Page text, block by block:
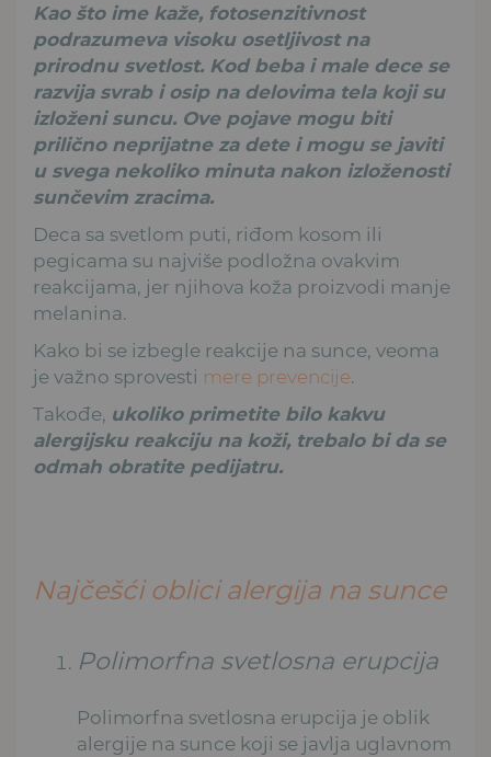
Kao što ime kaže, fotosenzitivnost
podrazumeva visoku osetljivost na
prirodnu svetlost. Kod beba i male dece se
razvija svrab i osip na delovima tela koji su
izloženi suncu. Ove pojave mogu biti
prilično neprijatne za dete i mogu se javiti
u svega nekoliko minuta nakon izloženosti
sunčevim zracima.
Deca sa svetlom puti, riđom kosom ili
pegicama su najviše podložna ovakvim
reakcijama, jer njihova koža proizvodi manje
melanina.
Kako bi se izbegle reakcije na sunce, veoma
je važno sprovesti mere prevencije.
Takođe, ukoliko primetite bilo kakvu
alergijsku reakciju na koži, trebalo bi da se
odmah obratite pedijatru.
Najčešći oblici alergija na sunce
Polimorfna svetlosna erupcija
Polimorfna svetlosna erupcija je oblik
alergije na sunce koji se javlja uglavnom